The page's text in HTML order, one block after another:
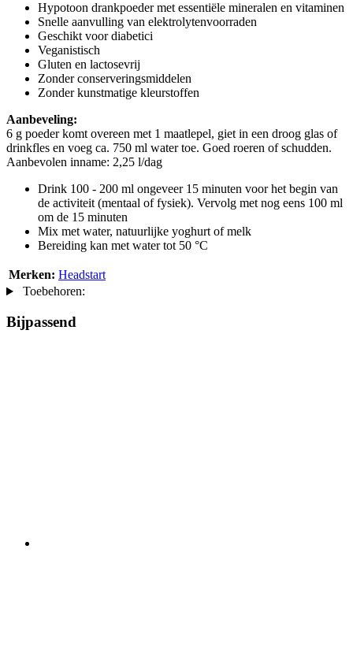
Hypotoon drankpoeder met essentiële mineralen en vitaminen
Snelle aanvulling van elektrolytenvoorraden
Geschikt voor diabetici
Veganistisch
Gluten en lactosevrij
Zonder conserveringsmiddelen
Zonder kunstmatige kleurstoffen
Aanbeveling:
6 g poeder komt overeen met 1 maatlepel, giet in een droog glas of
drinkfles en voeg ca. 750 ml water toe. Goed roeren of schudden.
Aanbevolen inname: 2,25 l/dag
Drink 100 - 200 ml ongeveer 15 minuten voor het begin van
de activiteit (mentaal of fysiek). Vervolg met nog eens 100 ml
om de 15 minuten
Mix met water, natuurlijke yoghurt of melk
Bereiding kan met water tot 50 °C
Merken: Headstart
Toebehoren:
Bijpassend